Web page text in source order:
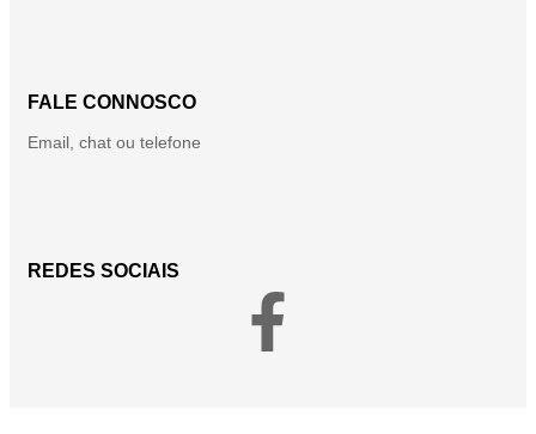
FALE CONNOSCO
Email, chat ou telefone
REDES SOCIAIS